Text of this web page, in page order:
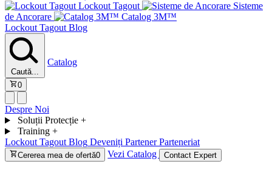
Lockout Tagout
Sisteme
de Ancorare
Catalog 3M™
Lockout Tagout Blog
Caută...
Catalog
0
Despre Noi
Soluții Protecție +
Training +
Lockout Tagout Blog Deveniți Partener Parteneriat
Cererea mea de ofertă0 Vezi Catalog Contact Expert